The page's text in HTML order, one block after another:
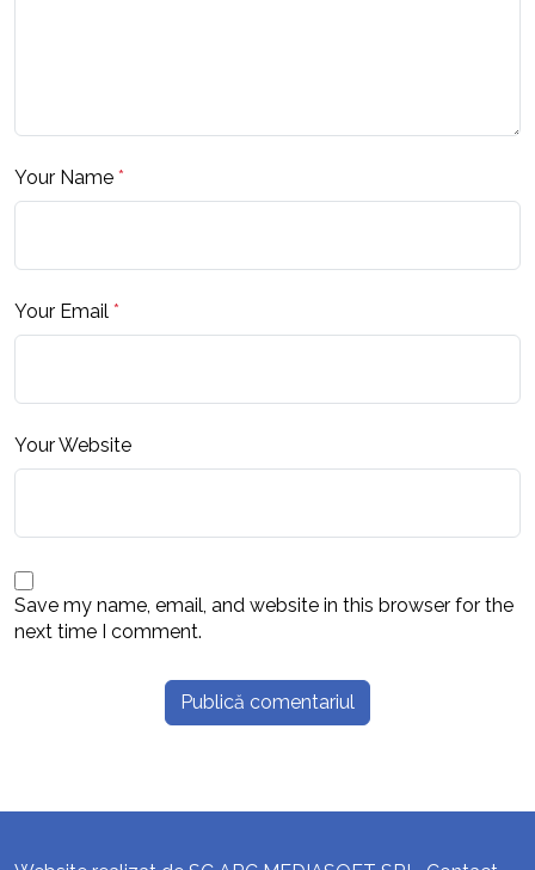
Your Name *
Your Email *
Your Website
Save my name, email, and website in this browser for the
next time I comment.